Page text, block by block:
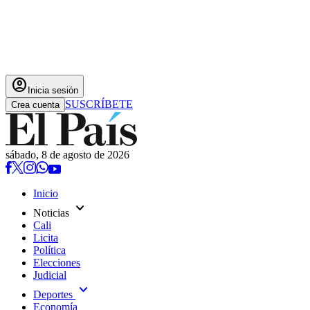
account_circle Inicia sesión
Crea cuenta SUSCRÍBETE
sábado, 8 de agosto de 2026
Inicio
Noticias expand_more
Cali
Licita
Política
Elecciones
Judicial
Deportes expand_more
Economía